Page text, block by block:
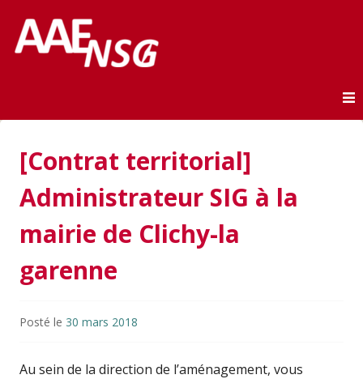
AAE-ENSG
[Contrat territorial]
Administrateur SIG à la
mairie de Clichy-la
garenne
Posté le 30 mars 2018
Au sein de la direction de l’aménagement, vous